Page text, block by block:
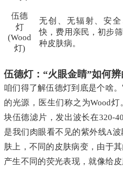
伍德
灯
(Wood
灯)
无创、无辐射、安全
快，费用亲民，初步
种皮肤病。
伍德灯：“火眼金睛”如何辨
咱们得了解伍德灯到底是个啥
的光源，医生们称之为Wood
块伍德滤片，发出波长在320-
是我们肉眼看不见的紫外线A
肤上，不同的皮肤病变，由于
产生不同的荧光表现，就像给